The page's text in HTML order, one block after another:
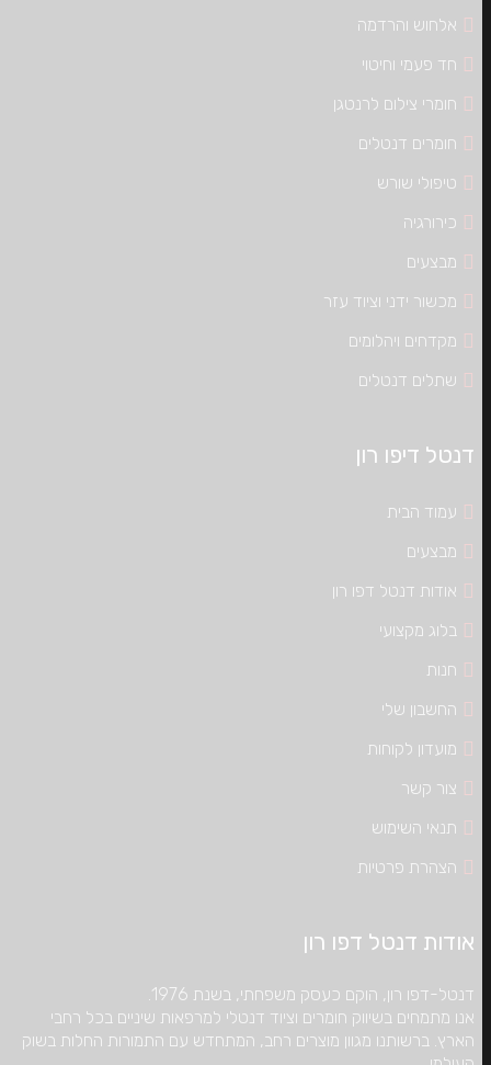
אלחוש והרדמה
חד פעמי וחיטוי
חומרי צילום לרנטגן
חומרים דנטלים
טיפולי שורש
כירורגיה
מבצעים
מכשור ידני וציוד עזר
מקדחים ויהלומים
שתלים דנטלים
דנטל דיפו רון
עמוד הבית
מבצעים
אודות דנטל דפו רון
בלוג מקצועי
חנות
החשבון שלי
מועדון לקוחות
צור קשר
תנאי השימוש
הצהרת פרטיות
אודות דנטל דפו רון
דנטל-דפו רון, הוקם כעסק משפחתי, בשנת 1976.
אנו מתמחים בשיווק חומרים וציוד דנטלי למרפאות שיניים בכל רחבי
הארץ. ברשותנו מגוון מוצרים רחב, המתחדש עם התמורות החלות בשוק